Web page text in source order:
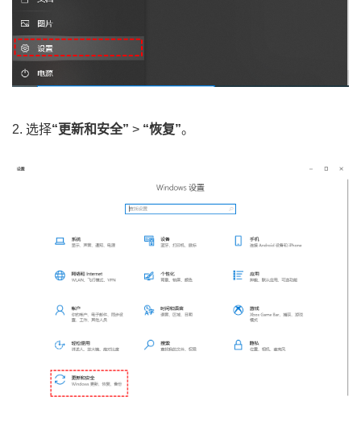
2. 选择“更新和安全” > “恢复”。